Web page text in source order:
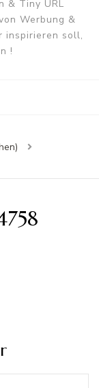
& Tiny URL
Werbung &
inspirieren soll,
!